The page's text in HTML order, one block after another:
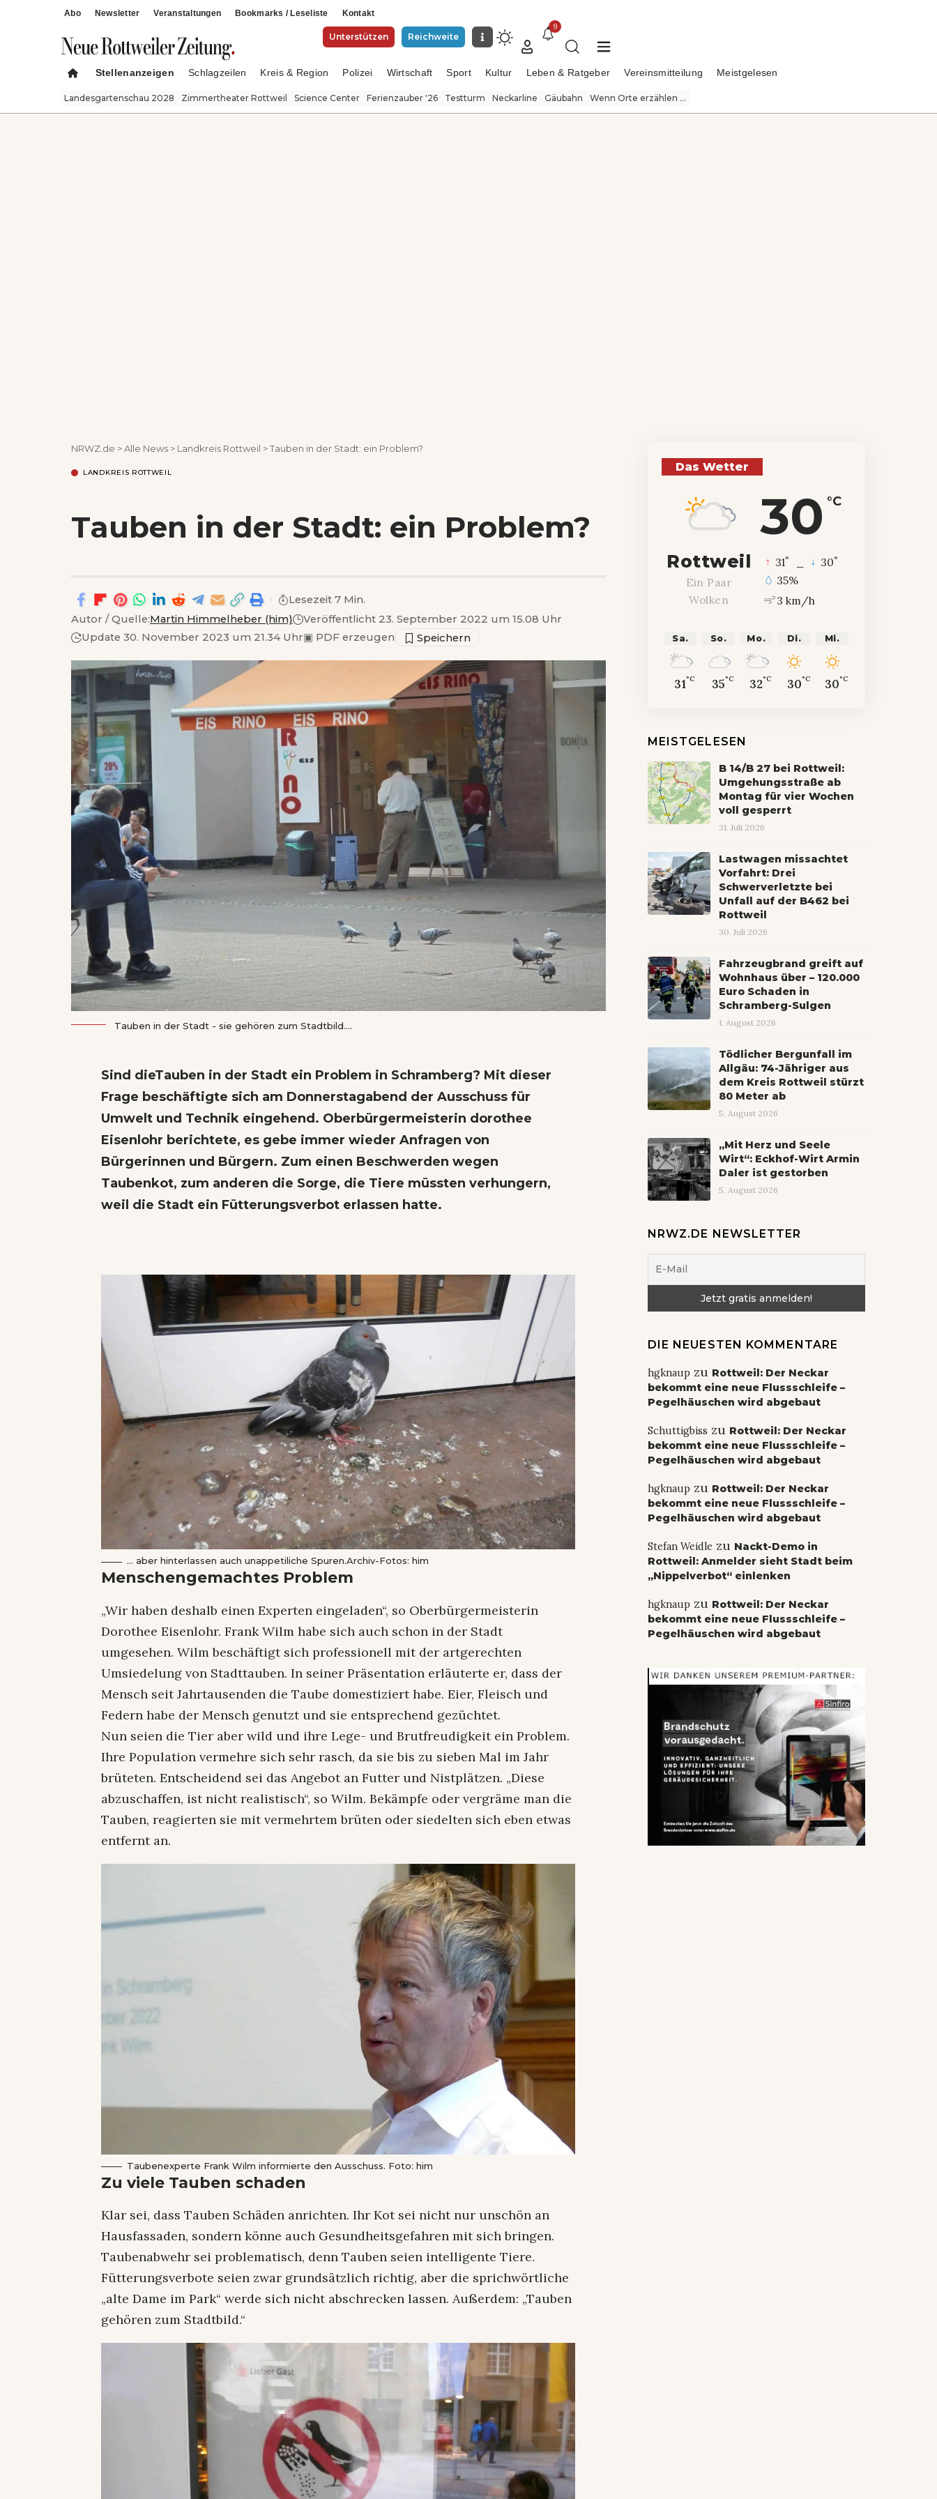
Abo Newsletter Veranstaltungen Bookmarks / Leseliste Kontakt
Unterstützen Reichweite
9
Stellenanzeigen Schlagzeilen Kreis & Region Polizei Wirtschaft Sport Kultur Leben & Ratgeber Vereinsmitteilung Meistgelesen
Landesgartenschau 2028 Zimmertheater Rottweil Science Center Ferienzauber '26 Testturm Neckarline Gäubahn Wenn Orte erzählen ...
NRWZ.de >Alle News > Landkreis Rottweil >Tauben in der Stadt: ein Problem?
LANDKREIS ROTTWEIL
Tauben in der Stadt: ein Problem?
Autor / Quelle:Martin Himmelheber (him)
Veröffentlicht 23. September 2022 um 15.08 Uhr
Update 30. November 2023 um 21.34 Uhr▣ PDF erzeugen
Lesezeit 7 Min.
Tauben in der Stadt - sie gehören zum Stadtbild....
Sind dieTauben in der Stadt ein Problem in Schramberg? Mit dieser
Frage beschäftigte sich am Donnerstagabend der Ausschuss für
Umwelt und Technik eingehend. Oberbürgermeisterin dorothee
Eisenlohr berichtete, es gebe immer wieder Anfragen von
Bürgerinnen und Bürgern. Zum einen Beschwerden wegen
Taubenkot, zum anderen die Sorge, die Tiere müssten verhungern,
weil die Stadt ein Fütterungsverbot erlassen hatte.
… aber hinterlassen auch unappetiliche Spuren.Archiv-Fotos: him
Menschengemachtes Problem
„Wir haben deshalb einen Experten eingeladen“, so Oberbürgermeisterin
Dorothee Eisenlohr. Frank Wilm habe sich auch schon in der Stadt
umgesehen. Wilm beschäftigt sich professionell mit der artgerechten
Umsiedelung von Stadttauben. In seiner Präsentation erläuterte er, dass der
Mensch seit Jahrtausenden die Taube domestiziert habe. Eier, Fleisch und
Federn habe der Mensch genutzt und sie entsprechend gezüchtet.
Nun seien die Tier aber wild und ihre Lege- und Brutfreudigkeit ein Problem.
Ihre Population vermehre sich sehr rasch, da sie bis zu sieben Mal im Jahr
brüteten. Entscheidend sei das Angebot an Futter und Nistplätzen. „Diese
abzuschaffen, ist nicht realistisch“, so Wilm. Bekämpfe oder vergräme man die
Tauben, reagierten sie mit vermehrtem brüten oder siedelten sich eben etwas
entfernt an.
Taubenexperte Frank Wilm informierte den Ausschuss. Foto: him
Zu viele Tauben schaden
Klar sei, dass Tauben Schäden anrichten. Ihr Kot sei nicht nur unschön an
Hausfassaden, sondern könne auch Gesundheitsgefahren mit sich bringen.
Taubenabwehr sei problematisch, denn Tauben seien intelligente Tiere.
Fütterungsverbote seien zwar grundsätzlich richtig, aber die sprichwörtliche
„alte Dame im Park“ werde sich nicht abschrecken lassen. Außerdem: „Tauben
gehören zum Stadtbild.“
Das Wetter
30 °C
Rottweil
Ein Paar
Wolken
31° 30°
35%
3 km/h
Sa.
31°C
So.
35°C
Mo.
32°C
Di.
30°C
Mi.
30°C
MEISTGELESEN
B 14/B 27 bei Rottweil:
Umgehungsstraße ab
Montag für vier Wochen
voll gesperrt
31. Juli 2026
Lastwagen missachtet
Vorfahrt: Drei
Schwerverletzte bei
Unfall auf der B462 bei
Rottweil
30. Juli 2026
Fahrzeugbrand greift auf
Wohnhaus über – 120.000
Euro Schaden in
Schramberg-Sulgen
1. August 2026
Tödlicher Bergunfall im
Allgäu: 74-Jähriger aus
dem Kreis Rottweil stürzt
80 Meter ab
5. August 2026
„Mit Herz und Seele
Wirt“: Eckhof-Wirt Armin
Daler ist gestorben
5. August 2026
NRWZ.DE NEWSLETTER
DIE NEUESTEN KOMMENTARE
hgknaupzu Rottweil: Der Neckar
bekommt eine neue Flussschleife –
Pegelhäuschen wird abgebaut
Schuttigbiss zu Rottweil: Der Neckar
bekommt eine neue Flussschleife –
Pegelhäuschen wird abgebaut
hgknaupzu Rottweil: Der Neckar
bekommt eine neue Flussschleife –
Pegelhäuschen wird abgebaut
Stefan Weidle zu Nackt-Demo in
Rottweil: Anmelder sieht Stadt beim
„Nippelverbot“ einlenken
hgknaupzu Rottweil: Der Neckar
bekommt eine neue Flussschleife –
Pegelhäuschen wird abgebaut